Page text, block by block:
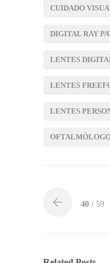
CUIDADO
DIGITAL RAY
LENTES
LENTES
LENTES
40 / 59